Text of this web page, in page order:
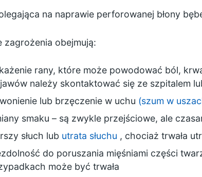
na naprawie perforowanej błony
zagrożenia obejmują:
rany, które może powodować ból,
należy skontaktować się ze szpitalem
lub brzęczenie w uchu (szum w
smaku – są zwykle przejściowe, ale
słuch lub utrata słuchu , chociaż trwała
do poruszania mięśniami części
może być trwała